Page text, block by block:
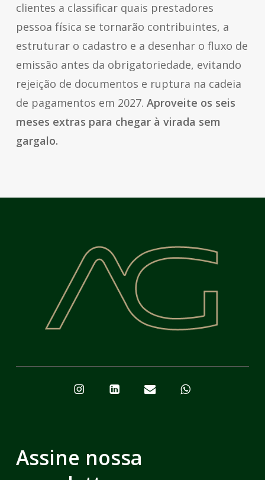
clientes a classificar quais prestadores
pessoa física se tornarão contribuintes, a
estruturar o cadastro e a desenhar o fluxo de
emissão antes da obrigatoriedade, evitando
rejeição de documentos e ruptura na cadeia
de pagamentos em 2027. Aproveite os seis
meses extras para chegar à virada sem
gargalo.
Assine nossa